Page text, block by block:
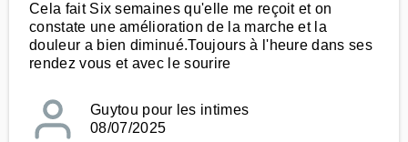
Cela fait Six semaines qu'elle me reçoit et on
constate une amélioration de la marche et la
douleur a bien diminué.Toujours à l'heure dans ses
rendez vous et avec le sourire
Guytou pour les intimes
08/07/2025